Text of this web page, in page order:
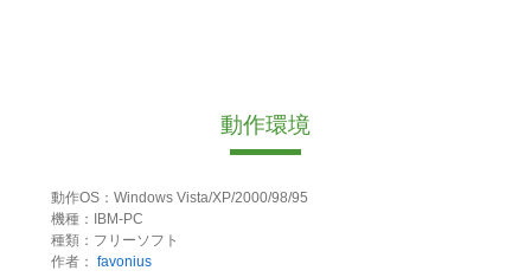
動作環境
動作OS：Windows Vista/XP/2000/98/95
機種：IBM-PC
種類：フリーソフト
作者： favonius